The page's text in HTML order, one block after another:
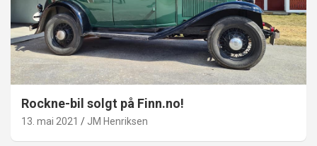
Rockne-bil solgt på Finn.no!
13. mai 2021 JM Henriksen